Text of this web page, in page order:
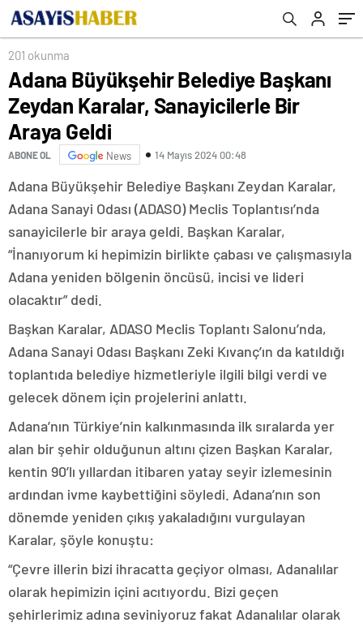
201 okunma
Adana Büyükşehir Belediye Başkanı
Zeydan Karalar, Sanayicilerle Bir
Araya Geldi
ABONE OL News 14 Mayıs 2024 00:48
Adana Büyükşehir Belediye Başkanı Zeydan Karalar,
Adana Sanayi Odası (ADASO) Meclis Toplantısı’nda
sanayicilerle bir araya geldi. Başkan Karalar,
“İnanıyorum ki hepimizin birlikte çabası ve çalışmasıyla
Adana yeniden bölgenin öncüsü, incisi ve lideri
olacaktır” dedi.
Başkan Karalar, ADASO Meclis Toplantı Salonu’nda,
Adana Sanayi Odası Başkanı Zeki Kıvanç’ın da katıldığı
toplantıda belediye hizmetleriyle ilgili bilgi verdi ve
gelecek dönem için projelerini anlattı.
Adana’nın Türkiye’nin kalkınmasında ilk sıralarda yer
alan bir şehir olduğunun altını çizen Başkan Karalar,
kentin 90’lı yıllardan itibaren yatay seyir izlemesinin
ardından ivme kaybettiğini söyledi. Adana’nın son
dönemde yeniden çıkış yakaladığını vurgulayan
Karalar, şöyle konuştu:
“Çevre illerin bizi ihracatta geçiyor olması, Adanalılar
olarak hepimizin içini acıtıyordu. Bizi geçen
şehirlerimiz adına seviniyoruz fakat Adanalılar olarak